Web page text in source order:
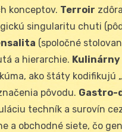
konceptov. Terroir
singularitu chuti
(spoločné
a hierarchie. Kulinárny
ako štáty kodifikujú
pôvodu. Gastro-
techník a surovín
a obchodné siete, čo